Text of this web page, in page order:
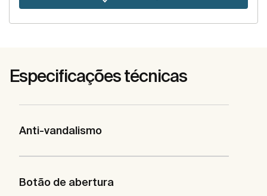
Especificações técnicas
Anti-vandalismo
Botão de abertura